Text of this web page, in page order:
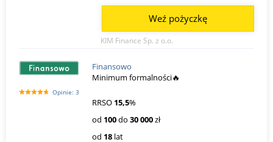
KIM Finance Sp. z o.o.
Weź pożyczkę
Opinie: 3
Finansowo
Minimum formalności🔥
RRSO 15,5%
od 100do 30 000zł
od 18 lat